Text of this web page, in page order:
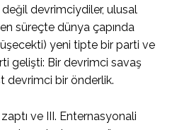
devrimciydiler, ulusal
süreçte dünya çapında
yeni tipte bir parti ve
gelişti: Bir devrimci savaş
devrimci bir önderlik.
ve III. Enternasyonali